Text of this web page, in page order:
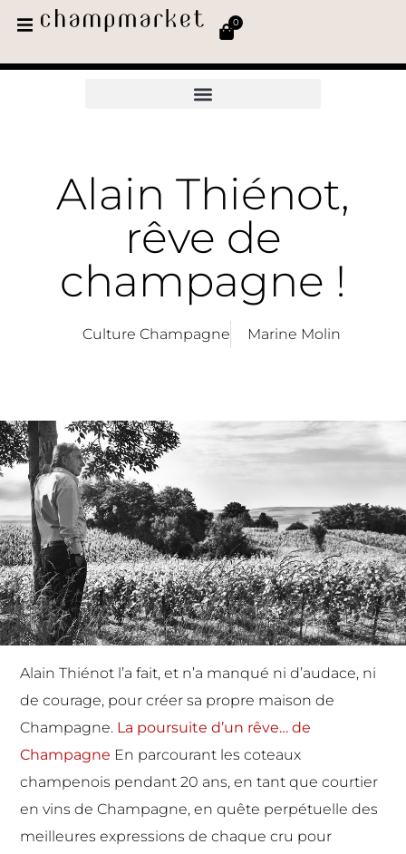
0
Alain Thiénot,
rêve de
champagne !
Culture Champagne Marine Molin
Alain Thiénot l’a fait, et n’a manqué ni d’audace, ni
de courage, pour créer sa propre maison de
Champagne. La poursuite d’un rêve… de
Champagne En parcourant les coteaux
champenois pendant 20 ans, en tant que courtier
en vins de Champagne, en quête perpétuelle des
meilleures expressions de chaque cru pour